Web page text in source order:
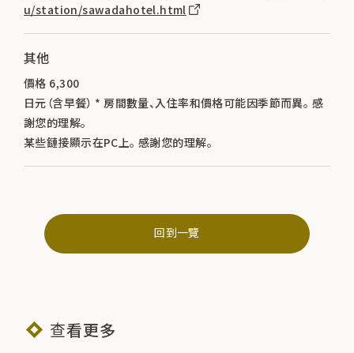
u/station/sawadahotel.html
其他
價格 6,300
日元（含早餐） * 房間數量、入住率和價格可能因季節而異。 感
謝您的理解。
某些鏈接顯示在PC上。 感謝您的理解。
回到一覽
查看更多